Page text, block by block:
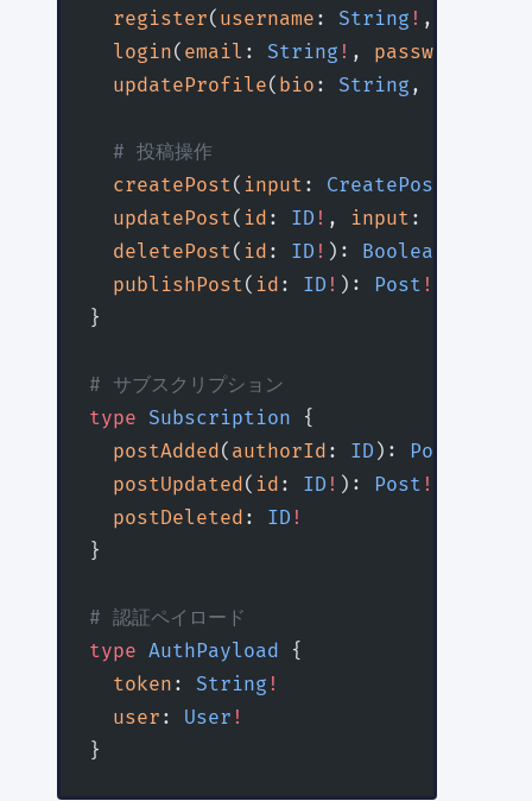
  register
( username : String ! ,
  login
( email : String ! , password
  updateProfile
( bio : String ,
  # 投稿操作
  createPost
( input : CreatePostInput
  updatePost
( id : ID ! , input :
  deletePost
( id : ID ! ): Boolean
  publishPost
( id : ID ! ): Post !
}
# サブスクリプション
type Subscription {
  postAdded
( authorId : ID ): Post
  postUpdated
( id : ID ! ): Post !
  postDeleted
: ID !
}
# 認証ペイロード
type AuthPayload {
  token
: String !
  user
: User !
}